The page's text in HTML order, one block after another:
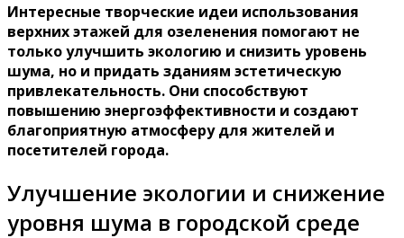
Интересные творческие идеи использования
верхних этажей для озеленения помогают не
только улучшить экологию и снизить уровень
шума, но и придать зданиям эстетическую
привлекательность. Они способствуют
повышению энергоэффективности и создают
благоприятную атмосферу для жителей и
посетителей города.
Улучшение экологии и снижение
уровня шума в городской среде